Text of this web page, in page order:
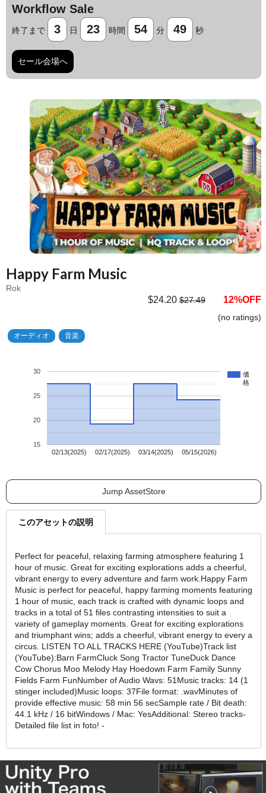
Workflow Sale
終了まで 3 日 23 時間 54 分 48 秒
セール会場へ
Happy Farm Music
Rok
$24.20 $27.49 12%OFF
(no ratings)
オーディオ 音楽
価
格
02/13(2025) 02/17(2025) 03/14(2025) 05/15(2026)
15
20
25
30
Jump AssetStore
このアセットの説明
Perfect for peaceful, relaxing farming atmosphere featuring 1
hour of music. Great for exciting explorations adds a cheerful,
vibrant energy to every adventure and farm work.Happy Farm
Music is perfect for peaceful, happy farming moments featuring
1 hour of music, each track is crafted with dynamic loops and
tracks in a total of 51 files contrasting intensities to suit a
variety of gameplay moments. Great for exciting explorations
and triumphant wins; adds a cheerful, vibrant energy to every a
circus. LISTEN TO ALL TRACKS HERE (YouTube)Track list
(YouTube):Barn FarmCluck Song Tractor TuneDuck Dance
Cow Chorus Moo Melody Hay Hoedown Farm Family Sunny
Fields Farm FunNumber of Audio Wavs: 51Music tracks: 14 (1
stinger included)Music loops: 37File format: .wavMinutes of
provide effective music: 58 min 56 secSample rate / Bit death:
44.1 kHz / 16 bitWindows / Mac: YesAdditional: Stereo tracks-
Detailed file list in foto! -